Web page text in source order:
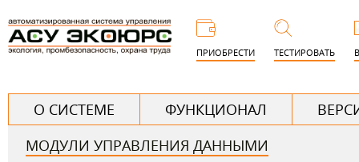
к
ПРИОБРЕСТИ ТЕСТИРОВАТЬ
л
О СИСТЕМЕ ФУНКЦИОНАЛ
МОДУЛИ УПРАВЛЕНИЯ ДАННЫМИ